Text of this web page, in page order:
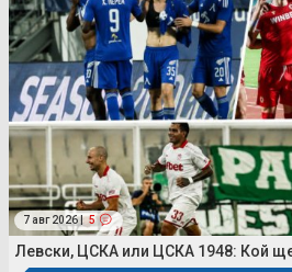
7 авг 2026 | 5
Левски, ЦСКА или ЦСКА 1948: Кой